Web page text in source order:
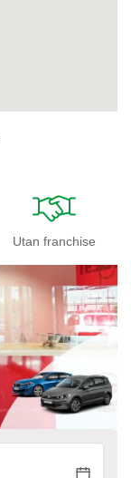
Utan franchise